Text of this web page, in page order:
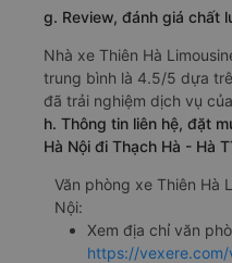
g. Review, đánh giá chất
Nhà xe Thiên Hà
trung bình là 4.5/5 dựa
đã trải nghiệm dịch vụ
h. Thông tin liên hệ, đặt
Hà Nội đi Thạch Hà - Hà
Văn phòng xe Thiên Hà
Nội:
Xem địa chỉ văn
https://